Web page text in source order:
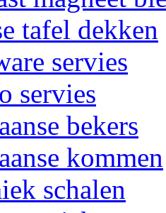
tafel dekken
servies
servies
bekers
kommen
schalen